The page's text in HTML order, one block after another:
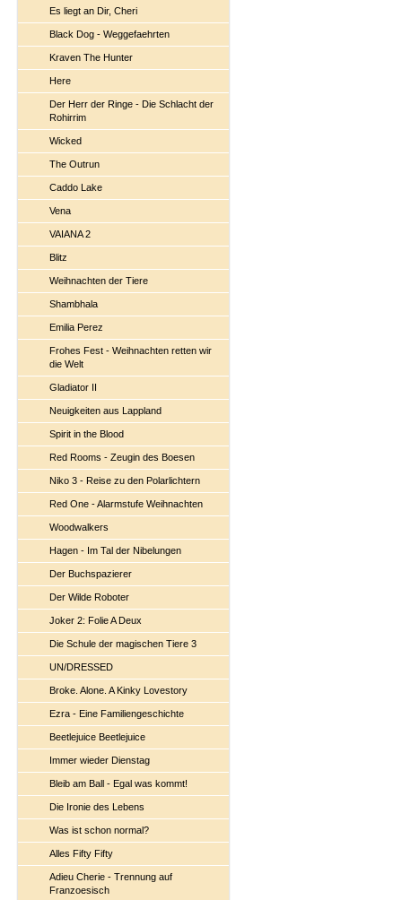
Es liegt an Dir, Cheri
Black Dog - Weggefaehrten
Kraven The Hunter
Here
Der Herr der Ringe - Die Schlacht der
Rohirrim
Wicked
The Outrun
Caddo Lake
Vena
VAIANA 2
Blitz
Weihnachten der Tiere
Shambhala
Emilia Perez
Frohes Fest - Weihnachten retten wir
die Welt
Gladiator II
Neuigkeiten aus Lappland
Spirit in the Blood
Red Rooms - Zeugin des Boesen
Niko 3 - Reise zu den Polarlichtern
Red One - Alarmstufe Weihnachten
Woodwalkers
Hagen - Im Tal der Nibelungen
Der Buchspazierer
Der Wilde Roboter
Joker 2: Folie A Deux
Die Schule der magischen Tiere 3
UN/DRESSED
Broke. Alone. A Kinky Lovestory
Ezra - Eine Familiengeschichte
Beetlejuice Beetlejuice
Immer wieder Dienstag
Bleib am Ball - Egal was kommt!
Die Ironie des Lebens
Was ist schon normal?
Alles Fifty Fifty
Adieu Cherie - Trennung auf
Franzoesisch